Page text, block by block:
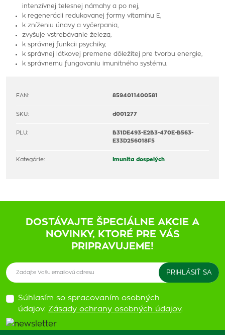
intenzívnej telesnej námahy a po nej,
k regenerácii redukovanej formy vitamínu E,
k zníženiu únavy a vyčerpania,
zvyšuje vstrebávanie železa,
k správnej funkcii psychiky,
k správnej látkovej premene dôležitej pre tvorbu energie,
k správnemu fungovaniu imunitného systému.
EAN: 8594011400581
SKU: d001277
PLU:
B31DE493-E2B3-470E-B563-
E33D256018F5
Kategórie: Imunita dospelých
DOSTÁVAJTE ŠPECIÁLNE AKCIE A
NOVINKY, KTORÉ PRE VÁS
PRIPRAVUJEME!
Súhlasím so spracovaním osobných
údajov. Zásady ochrany osobných údajov.